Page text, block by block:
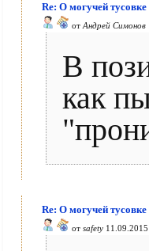
Re: О могучей
от Андрей Симонов
В
как
Re: О могучей
от safety